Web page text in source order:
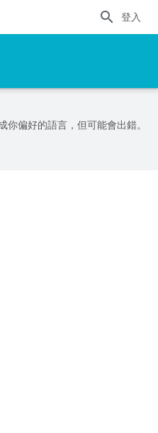
登入
你偏好的語言，但可能會出錯。